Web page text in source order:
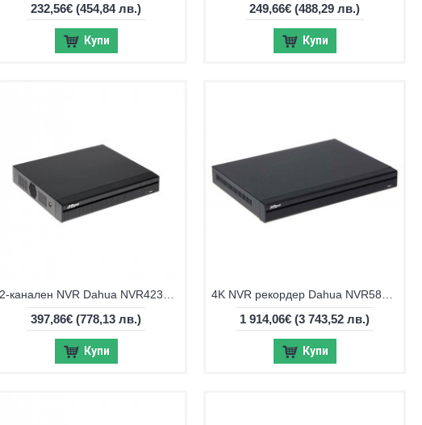
232,56€ (454,84 лв.)
Купи
249,66€ (488,29 лв.)
Купи
397,86€ (778,13 лв.)
Купи
1 914,06€ (3 743,52 лв.)
Купи